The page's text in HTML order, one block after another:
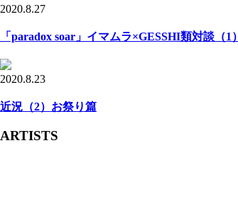
2020.8.27
「paradox soar」イマムラ×GESSHI類対談（1）
2020.8.23
近況（2）お祭り篇
ARTISTS